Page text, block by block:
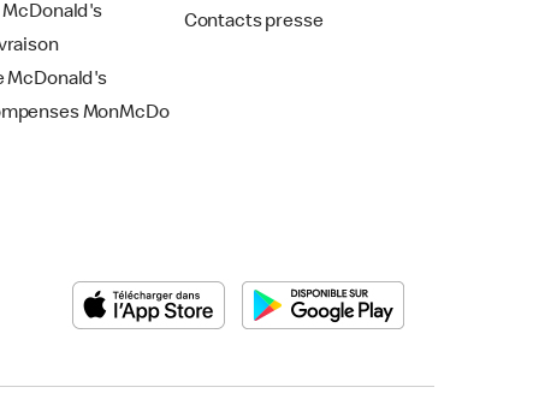
McDonald's
McDonald's
MonMcDo
Contacts presse